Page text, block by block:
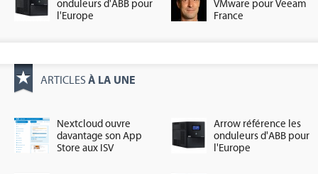
onduleurs d'ABB pour
l'Europe
VMware pour Veeam
France
ARTICLES À LA UNE
Nextcloud ouvre
davantage son App
Store aux ISV
Arrow référence les
onduleurs d'ABB pour
l'Europe